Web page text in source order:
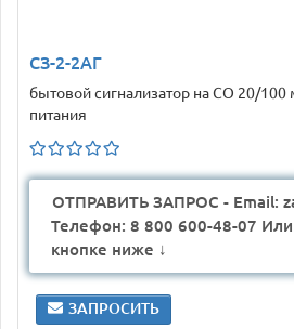
СЗ-2-2АГ
бытовой сигнализатор на CO 20/
питания
ОТПРАВИТЬ ЗАПРОС - Email:
Телефон: 8 800 600-48-07 Или
кнопке ниже ↓
ЗАПРОСИТЬ